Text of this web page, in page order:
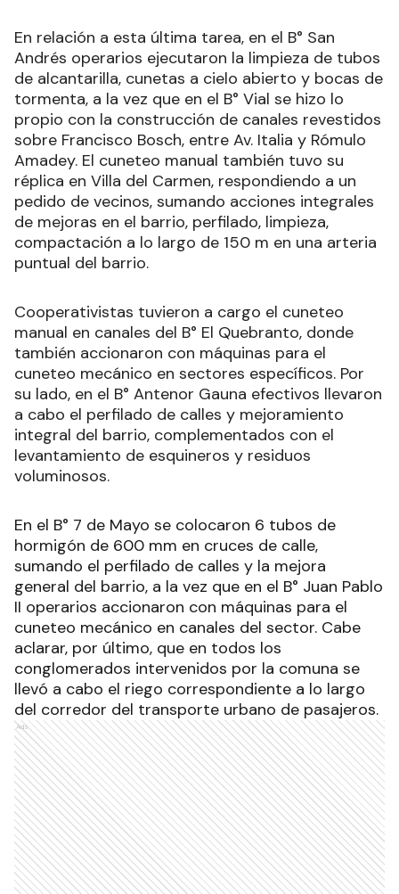
En relación a esta última tarea, en el B° San
Andrés operarios ejecutaron la limpieza de tubos
de alcantarilla, cunetas a cielo abierto y bocas de
tormenta, a la vez que en el B° Vial se hizo lo
propio con la construcción de canales revestidos
sobre Francisco Bosch, entre Av. Italia y Rómulo
Amadey. El cuneteo manual también tuvo su
réplica en Villa del Carmen, respondiendo a un
pedido de vecinos, sumando acciones integrales
de mejoras en el barrio, perfilado, limpieza,
compactación a lo largo de 150 m en una arteria
puntual del barrio.
Cooperativistas tuvieron a cargo el cuneteo
manual en canales del B° El Quebranto, donde
también accionaron con máquinas para el
cuneteo mecánico en sectores específicos. Por
su lado, en el B° Antenor Gauna efectivos llevaron
a cabo el perfilado de calles y mejoramiento
integral del barrio, complementados con el
levantamiento de esquineros y residuos
voluminosos.
En el B° 7 de Mayo se colocaron 6 tubos de
hormigón de 600 mm en cruces de calle,
sumando el perfilado de calles y la mejora
general del barrio, a la vez que en el B° Juan Pablo
II operarios accionaron con máquinas para el
cuneteo mecánico en canales del sector. Cabe
aclarar, por último, que en todos los
conglomerados intervenidos por la comuna se
llevó a cabo el riego correspondiente a lo largo
del corredor del transporte urbano de pasajeros.
Ads